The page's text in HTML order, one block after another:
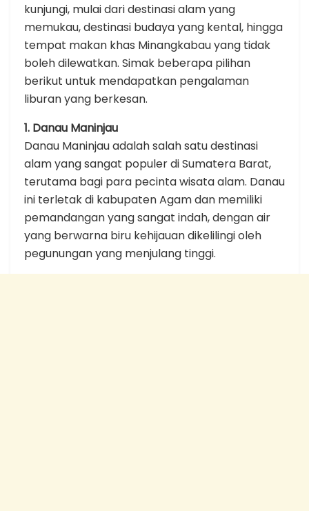
kunjungi, mulai dari destinasi alam yang
memukau, destinasi budaya yang kental, hingga
tempat makan khas Minangkabau yang tidak
boleh dilewatkan. Simak beberapa pilihan
berikut untuk mendapatkan pengalaman
liburan yang berkesan.
1. Danau Maninjau
Danau Maninjau adalah salah satu destinasi
alam yang sangat populer di Sumatera Barat,
terutama bagi para pecinta wisata alam. Danau
ini terletak di kabupaten Agam dan memiliki
pemandangan yang sangat indah, dengan air
yang berwarna biru kehijauan dikelilingi oleh
pegunungan yang menjulang tinggi.